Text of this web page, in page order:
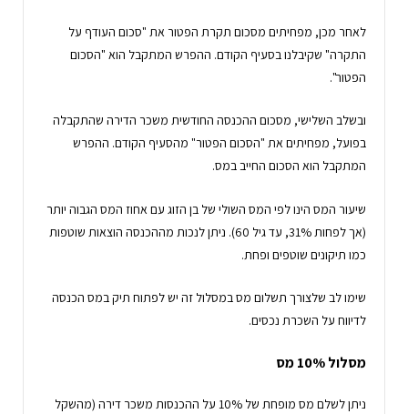
לאחר מכן, מפחיתים מסכום תקרת הפטור את "סכום העודף על
התקרה" שקיבלנו בסעיף הקודם. ההפרש המתקבל הוא "הסכום
הפטור".
ובשלב השלישי, מסכום ההכנסה החודשית משכר הדירה שהתקבלה
בפועל, מפחיתים את "הסכום הפטור" מהסעיף הקודם. ההפרש
המתקבל הוא הסכום החייב במס.
שיעור המס הינו לפי המס השולי של בן הזוג עם אחוז המס הגבוה יותר
(אך לפחות 31%, עד גיל 60). ניתן לנכות מההכנסה הוצאות שוטפות
כמו תיקונים שוטפים ופחת.
שימו לב שלצורך תשלום מס במסלול זה יש לפתוח תיק במס הכנסה
לדיווח על השכרת נכסים.
מסלול 10% מס
ניתן לשלם מס מופחת של 10% על ההכנסות משכר דירה (מהשקל